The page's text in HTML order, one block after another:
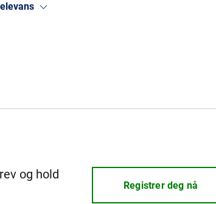
og hold
Registrer deg nå